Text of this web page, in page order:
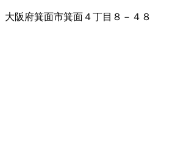
大阪府箕面市箕面４丁目８－４８